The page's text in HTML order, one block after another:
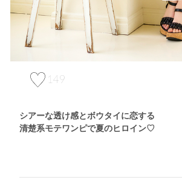
149
シアーな透け感とボウタイに恋する
清楚系モテワンピで夏のヒロイン♡